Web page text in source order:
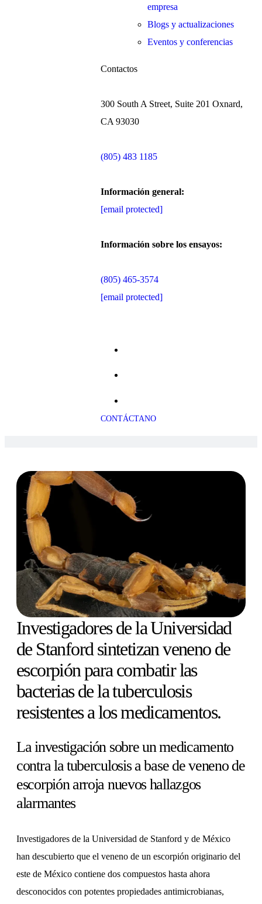
empresa
Blogs y actualizaciones
Eventos y conferencias
Contactos
300 South A Street, Suite 201 Oxnard,
CA 93030
(805) 483 1185
Información general:
[email protected]
Información sobre los ensayos:
(805) 465-3574
[email protected]
CONTÁCTANO
Investigadores de la Universidad
de Stanford sintetizan veneno de
escorpión para combatir las
bacterias de la tuberculosis
resistentes a los medicamentos.
La investigación sobre un medicamento
contra la tuberculosis a base de veneno de
escorpión arroja nuevos hallazgos
alarmantes
Investigadores de la Universidad de Stanford y de México
han descubierto que el veneno de un escorpión originario del
este de México contiene dos compuestos hasta ahora
desconocidos con potentes propiedades antimicrobianas,